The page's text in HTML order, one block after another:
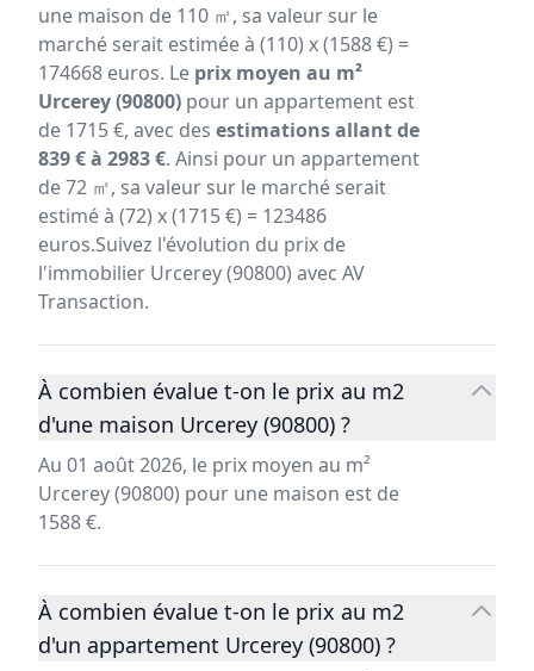
une maison de 110 ㎡, sa valeur sur le
marché serait estimée à (110) x (1588 €) =
174668 euros. Le prix moyen au m²
Urcerey (90800) pour un appartement est
de 1715 €, avec des estimations allant de
839 € à 2983 €. Ainsi pour un appartement
de 72 ㎡, sa valeur sur le marché serait
estimé à (72) x (1715 €) = 123486
euros.Suivez l'évolution du prix de
l'immobilier Urcerey (90800) avec AV
Transaction.
À combien évalue t-on le prix au m2
d'une maison Urcerey (90800) ?
Au 01 août 2026, le prix moyen au m²
Urcerey (90800) pour une maison est de
1588 €.
À combien évalue t-on le prix au m2
d'un appartement Urcerey (90800) ?